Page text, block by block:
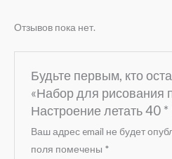
Отзывов пока нет.
Будьте первым, кто
«Набор для рисования
Настроение летать 40 *
Ваш адрес email не будет
поля помечены *